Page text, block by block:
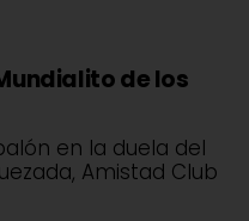
de los
en la duela del
Amistad Club